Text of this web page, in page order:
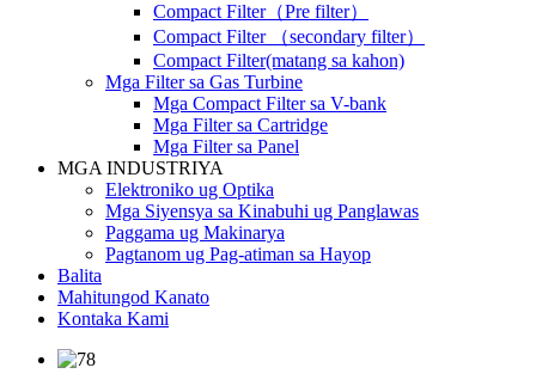
Compact Filter（Pre filter）
Compact Filter （secondary filter）
Compact Filter(matang sa kahon)
Mga Filter sa Gas Turbine
Mga Compact Filter sa V-bank
Mga Filter sa Cartridge
Mga Filter sa Panel
MGA INDUSTRIYA
Elektroniko ug Optika
Mga Siyensya sa Kinabuhi ug Panglawas
Paggama ug Makinarya
Pagtanom ug Pag-atiman sa Hayop
Balita
Mahitungod Kanato
Kontaka Kami